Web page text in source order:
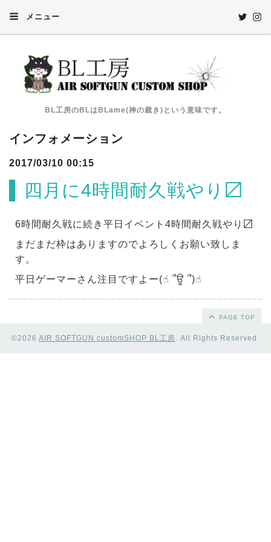
メニュー
BL工房のBLはBLame(神の裁き)という意味です。
インフォメーション
2017/03/10 00:15
四月に4時間耐久戦やり〼
6時間耐久戦に続き平日イベント4時間耐久戦やり〼
まだまだ枠はありますのでよろしくお願い致しま
す。
平日ゲーマーさん注目ですよー(☝︎ ՞ਊ ՞)☝︎
PAGE TOP
©2026 AIR SOFTGUN customSHOP BL工房. All Rights Reserved.